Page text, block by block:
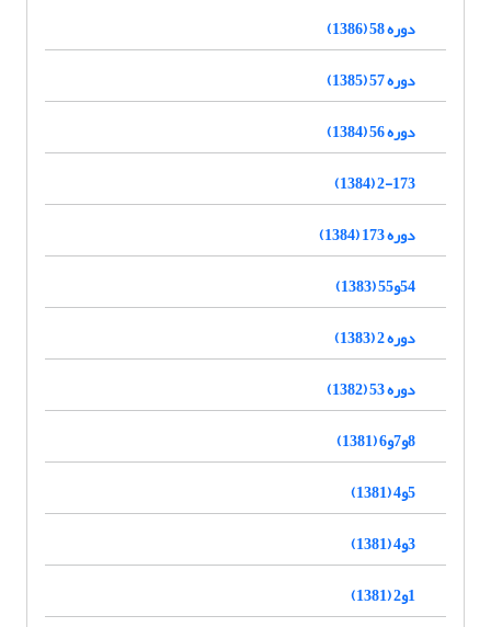
دوره 58 (1386)
دوره 57 (1385)
دوره 56 (1384)
2-173 (1384)
دوره 173 (1384)
54و55 (1383)
دوره 2 (1383)
دوره 53 (1382)
8و7و6 (1381)
5و4 (1381)
3و4 (1381)
1و2 (1381)